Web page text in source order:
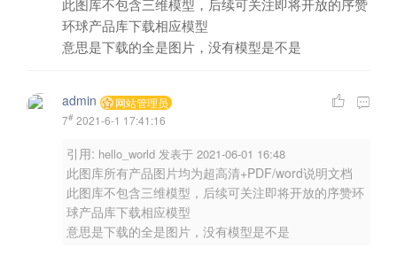
此图库不包含三维模型，后续可关注即将开放的序赞
环球产品库下载相应模型
意思是下载的全是图片，没有模型是不是
admin
网站管理员
7# 2021-6-1 17:41:16
引用: hello_world 发表于 2021-06-01 16:48
此图库所有产品图片均为超高清+PDF/word说明文档
此图库不包含三维模型，后续可关注即将开放的序赞环
球产品库下载相应模型
意思是下载的全是图片，没有模型是不是